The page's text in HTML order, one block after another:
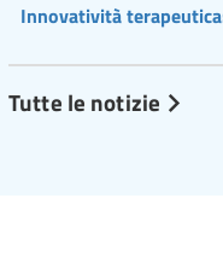
Innovatività
Tutte le notizie